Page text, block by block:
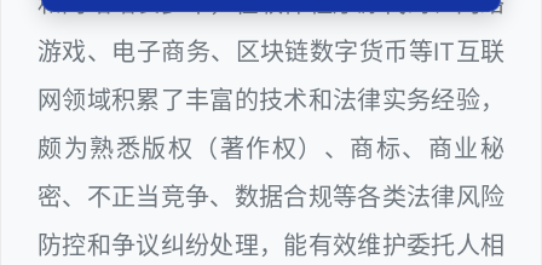
游戏、电子商务、区块链数字货币等IT互联
网领域积累了丰富的技术和法律实务经验，
颇为熟悉版权（著作权）、商标、商业秘
密、不正当竞争、数据合规等各类法律风险
防控和争议纠纷处理，能有效维护委托人相